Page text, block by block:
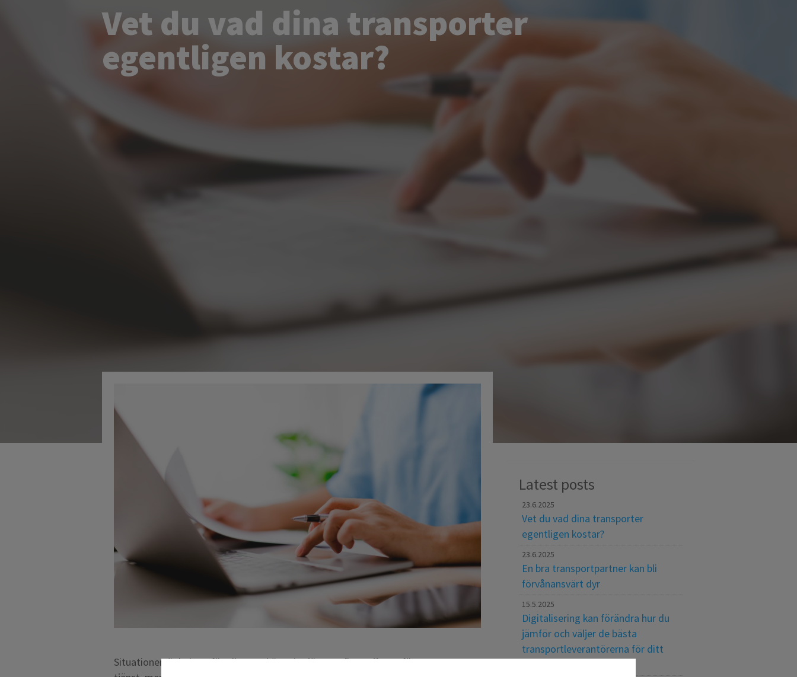
Vet du vad dina transporter
egentligen kostar?
Situationen är bekant för alla som köper in tjänster: flera offerter för samma
Latest posts
23.6.2025
Vet du vad dina transporter
egentligen kostar?
23.6.2025
En bra transportpartner kan bli
förvånansvärt dyr
15.5.2025
Digitalisering kan förändra hur du
jämför och väljer de bästa
transportleverantörerna för ditt